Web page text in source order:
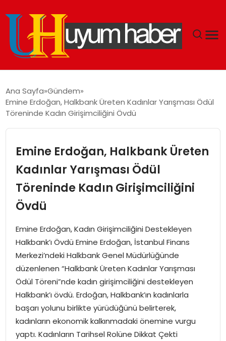
EKONOMI
SPOR
SAĞLIK
MAGAZIN
YAŞAM
Ana Sayfa Gündem
Emine Erdoğan, Halkbank Üreten Kadınlar Yarışması Ödül
Töreninde Kadın Girişimciliğini Övdü
Emine Erdoğan, Halkbank Üreten
Kadınlar Yarışması Ödül
Töreninde Kadın Girişimciliğini
Övdü
Emine Erdoğan, Kadın Girişimciliğini Destekleyen
Halkbank’ı Övdü Emine Erdoğan, İstanbul Finans
Merkezi’ndeki Halkbank Genel Müdürlüğünde
düzenlenen “Halkbank Üreten Kadınlar Yarışması
Ödül Töreni”nde kadın girişimciliğini destekleyen
Halkbank’ı övdü. Erdoğan, Halkbank’ın kadınlarla
başarı yolunu birlikte yürüdüğünü belirterek,
kadınların ekonomik kalkınmadaki önemine vurgu
yaptı. Kadınların Tarihsel Rolüne Dikkat Çekti